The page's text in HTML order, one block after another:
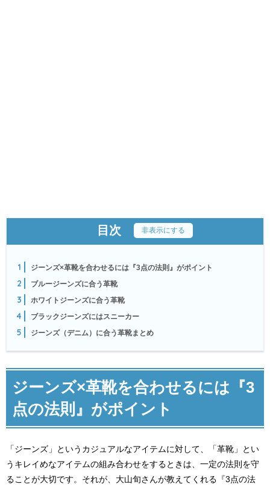
目次 非表示にする
1 ジーンズ×革靴を合わせるには『3点の法則』がポイント
2 ブルージーンズに合う革靴
3 ホワイトジーンズに合う革靴
4 ブラックジーンズにはスニーカー
5 ジーンズ（デニム）に合う革靴まとめ
ジーンズ×革靴を合わせるには『3
点の法則』がポイント
「ジーンズ」というカジュアルなアイテムに対して、「革靴」とい
うキレイめなアイテムの組み合わせをするときは、一定の法則を守
ることが大切です。それが、大山旬さんが教えてくれる『3点の法